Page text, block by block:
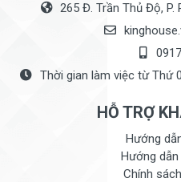
265 Đ. Trần Thủ Độ, P.
Thời gian làm việc từ Thứ
HỖ TRỢ
Hướng
Hướng
Chính